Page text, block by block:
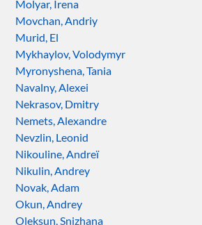
Molyar, Irena
Movchan, Andriy
Murid, El
Mykhaylov, Volodymyr
Myronyshena, Tania
Navalny, Alexei
Nekrasov, Dmitry
Nemets, Alexandre
Nevzlin, Leonid
Nikouline, Andreï
Nikulin, Andrey
Novak, Adam
Okun, Andrey
Oleksun, Snizhana